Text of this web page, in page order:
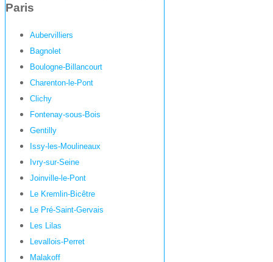
Paris
Aubervilliers
Bagnolet
Boulogne-Billancourt
Charenton-le-Pont
Clichy
Fontenay-sous-Bois
Gentilly
Issy-les-Moulineaux
Ivry-sur-Seine
Joinville-le-Pont
Le Kremlin-Bicêtre
Le Pré-Saint-Gervais
Les Lilas
Levallois-Perret
Malakoff